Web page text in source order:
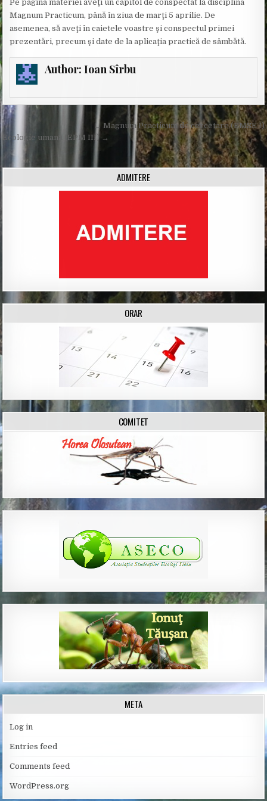
Pe pagina materiei aveţi un capitol de conspectat la disciplina
Magnum Practicum, până în ziua de marţi 5 aprilie. De
asemenea, să aveţi în caietele voastre şi conspectul primei
prezentări, precum şi date de la aplicaţia practică de sâmbătă.
Author: Ioan Sîrbu
Post
navigation
← Magnum Practicum de cercetare (EMSE I)
Ecologie umană (EPM III) →
ADMITERE
ORAR
COMITET
META
Log in
Entries feed
Comments feed
WordPress.org